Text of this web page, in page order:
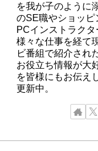
を我が子のように
のSE職やショッピ
PCインストラク
様々な仕事を経て
ビ番組で紹介され
お役立ち情報が大
を皆様にもお伝え
更新中。